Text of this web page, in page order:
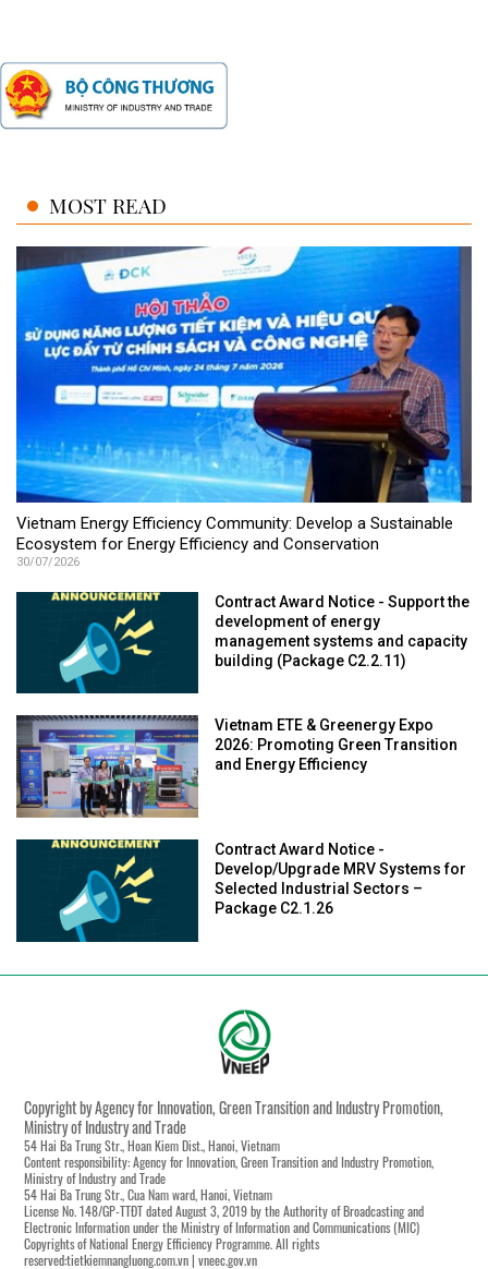
MOST READ
Vietnam Energy Efficiency Community: Develop a Sustainable
Ecosystem for Energy Efficiency and Conservation
30/07/2026
Contract Award Notice - Support the
development of energy
management systems and capacity
building (Package C2.2.11)
Vietnam ETE & Greenergy Expo
2026: Promoting Green Transition
and Energy Efficiency
Contract Award Notice -
Develop/Upgrade MRV Systems for
Selected Industrial Sectors –
Package C2.1.26
Copyright by Agency for Innovation, Green Transition and Industry Promotion,
Ministry of Industry and Trade
54 Hai Ba Trung Str., Hoan Kiem Dist., Hanoi, Vietnam
Content responsibility: Agency for Innovation, Green Transition and Industry Promotion,
Ministry of Industry and Trade
54 Hai Ba Trung Str., Cua Nam ward, Hanoi, Vietnam
License No. 148/GP-TTĐT dated August 3, 2019 by the Authority of Broadcasting and
Electronic Information under the Ministry of Information and Communications (MIC)
Copyrights of National Energy Efficiency Programme. All rights
reserved:tietkiemnangluong.com.vn | vneec.gov.vn